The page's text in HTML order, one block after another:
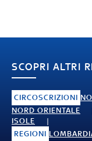
SCOPRI ALTRI
CIRCOSCRIZIONI
NORD ORIENTALE
ISOLE
REGIONI